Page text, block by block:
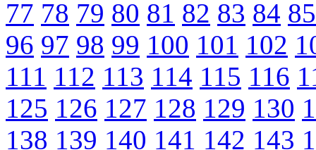
77 78 79 80 81 82 83 84 85
96 97 98 99 100 101 102
111 112 113 114 115 116
125 126 127 128 129 130
138 139 140 141 142 143